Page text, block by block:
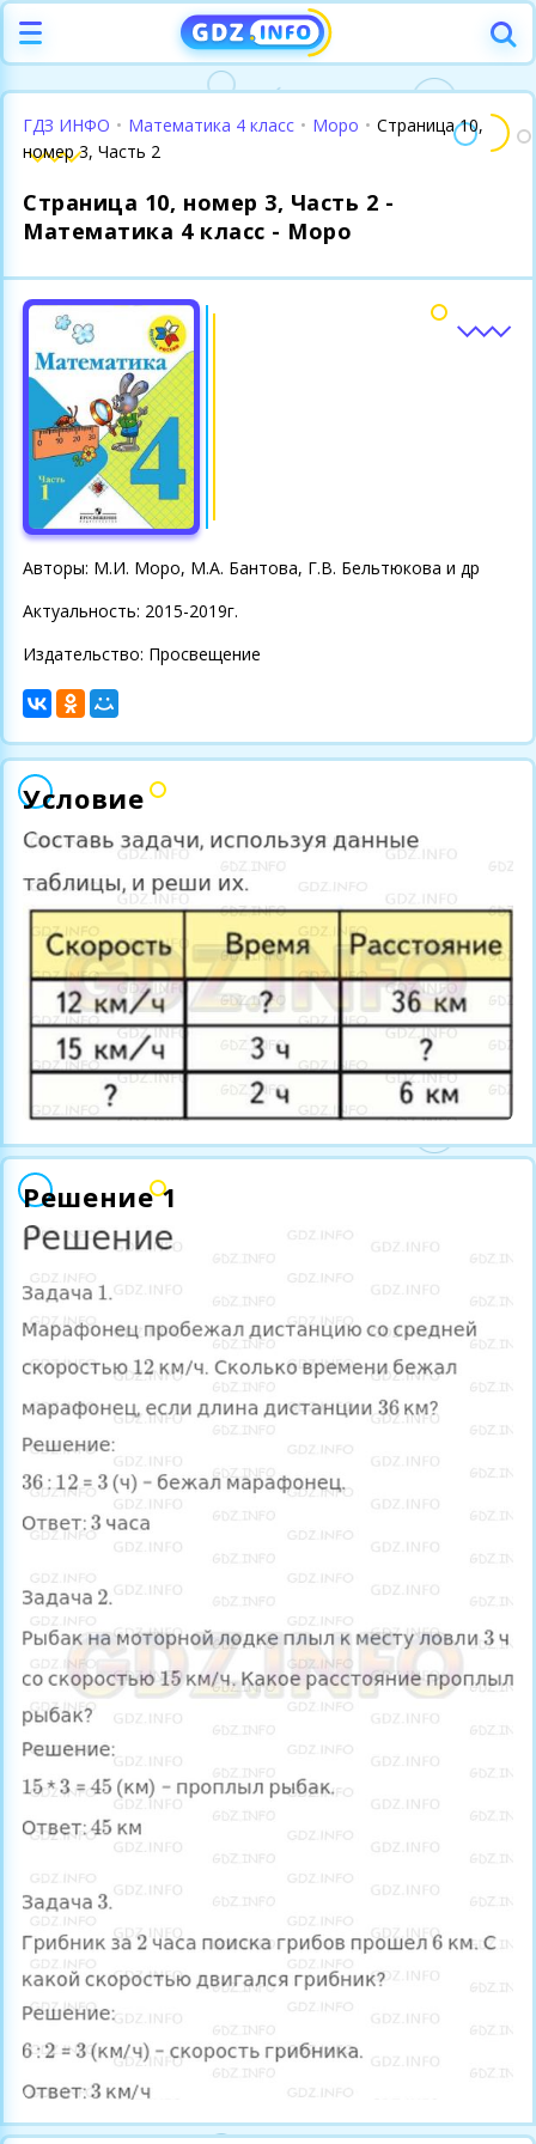
ГДЗ ИНФО • Математика 4 класс • Моро • Страница 10,
номер 3, Часть 2
Страница 10, номер 3, Часть 2 -
Математика 4 класс - Моро
Авторы: М.И. Моро, М.А. Бантова, Г.В. Бельтюкова и др
Актуальность: 2015-2019г.
Издательство: Просвещение
Условие
Решение 1